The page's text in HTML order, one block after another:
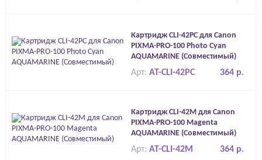
Картридж CLI-42PC для Canon
PIXMA-PRO-100 Photo Cyan
AQUAMARINE (Совместимый)
364 р.
Арт: AT-CLI-42PC
Картридж CLI-42M для Canon
PIXMA-PRO-100 Magenta
AQUAMARINE (Совместимый)
364 р.
Арт:AT-CLI-42M